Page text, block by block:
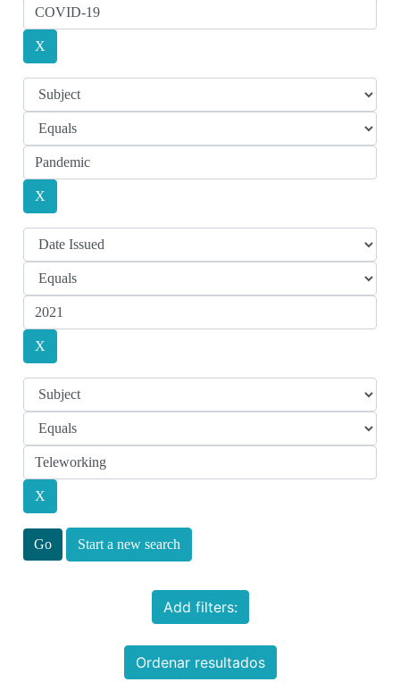
Start a new search
Add filters:
Ordenar resultados